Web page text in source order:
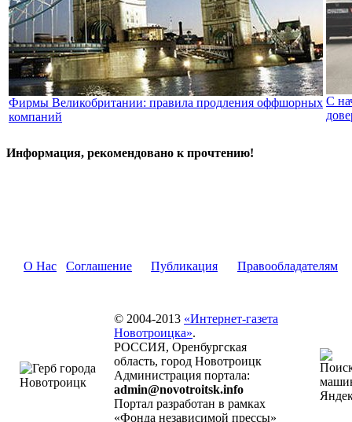
Фирмы Великобритании: правила продления оффшорных
компаний
С
Информация, рекомендовано к прочтению!
О Нас Соглашение Публикация Правообладателям
© 2004-2013 «Интернет-газета
Новотроицка».
РОССИЯ, Оренбургская
область, город Новотроицк
Администрация портала:
admin@novotroitsk.info
Портал разработан в рамках
«Фонда независимой прессы»